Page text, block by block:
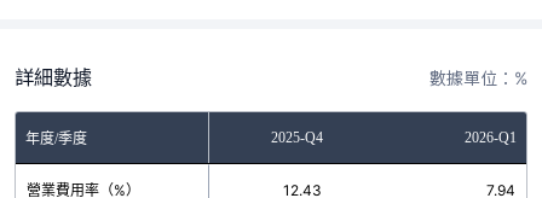
詳細數據 數據單位：%
年度/季度2025-Q3 2025-Q4 2026-Q1
營業費用率（%）
14.89 12.43 7.94